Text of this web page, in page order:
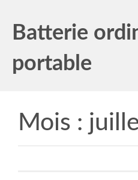
Batterie
portable
Mois :